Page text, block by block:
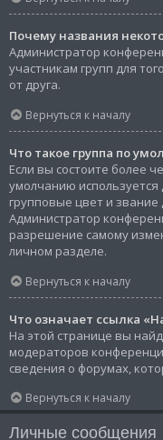
Почему названия
Администратор
участникам групп для
от друга.
Вернуться к началу
Что такое группа по
Если вы состоите более
умолчанию используется
групповые цвет и
Администратор
разрешение самому
личном разделе.
Вернуться к началу
Что означает ссылка
На этой странице вы
модераторов
сведения о форумах,
Вернуться к началу
Личные сообщения